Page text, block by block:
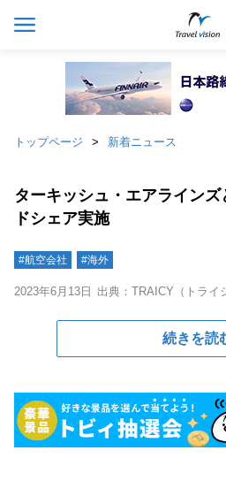
トップページ 新着ニュース
ターキッシュ・エアライン
ドシェア実施
#航空会社 #海外
2023年6月13日 出典：TRAICY（トライ
続きを読